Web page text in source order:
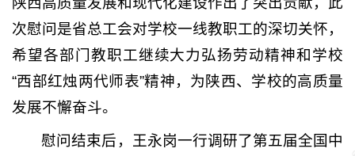
次慰问是省总工会对学校一线教职工的深切关怀，
希望各部门教职工继续大力弘扬劳动精神和学校
“西部红烛两代师表”精神，为陕西、学校的高质量
发展不懈奋斗。
慰问结束后，王永岗一行调研了第五届全国中